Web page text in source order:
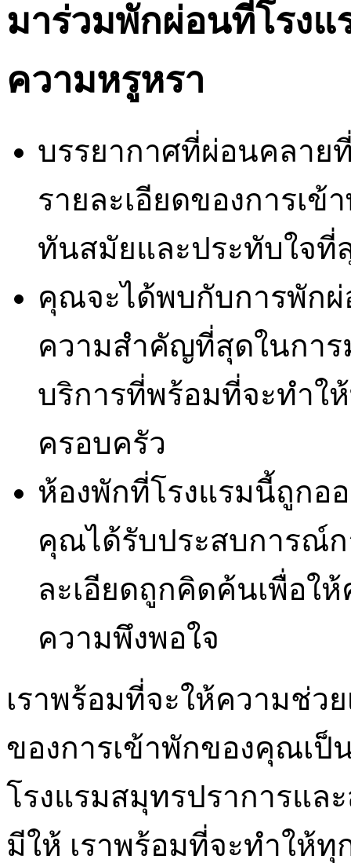
มาร่วมพักผ่อนที่โรง
ความหรูหรา
บรรยากาศที่ผ่อนคลาย
รายละเอียดของการเ
ทันสมัยและประทับใจที่
คุณจะได้พบกับการพักผ่
ความสำคัญที่สุดในกา
บริการที่พร้อมที่จะทำใ
ครอบครัว
ห้องพักที่โรงแรมนี้ถูกอ
คุณได้รับประสบการณ์ก
ละเอียดถูกคิดค้นเพื่อใ
ความพึงพอใจ
เราพร้อมที่จะให้ความช่ว
ของการเข้าพักของคุณเ
โรงแรมสมุทรปราการแล
มีให้ เราพร้อมที่จะทำให้ทุ